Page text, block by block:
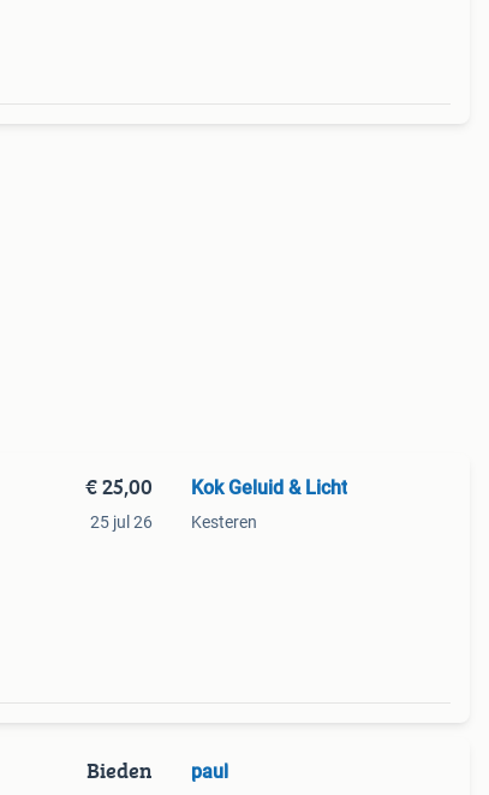
€ 25,00
25 jul 26
Kok Geluid & Licht
Kesteren
Bieden paul